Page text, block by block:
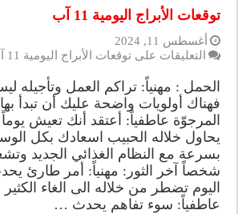
توقعات الأبراج اليومية 11 آب
أغسطس 11, 2024
التعليقات على توقعات الأبراج اليومية 11 آب مغلقة
الحمل : مهنياً: تراكم العمل وتأجيله
فهناك أولويات واضحة عليك أن تبدأ
المرجوّة عاطفياً: أعتقد أنك تعيش يوماً
يحاول خلاله الحبيب اسعادك بكل
بسرعة مع النظام الغذائي الجديد
شخصاً آخر الثور: مهنياً: أمر طارئ
اليوم تضطر من خلاله الى الغاء
عاطفياً: سوء تفاهم يحدث …